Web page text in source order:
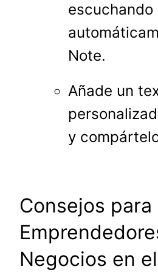
escuchando
Note.
Añade un
y
Consejos para
Negocios en